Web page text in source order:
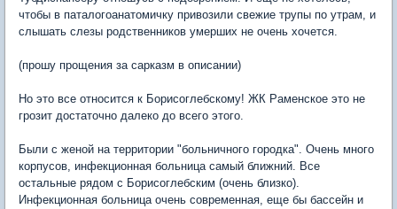
чтобы в паталогоанатомичку привозили свежие трупы по утрам, и
слышать слезы родственников умерших не очень хочется.
(прошу прощения за сарказм в описании)
Но это все относится к Борисоглебскому! ЖК Раменское это не
грозит достаточно далеко до всего этого.
Были с женой на территории "больничного городка". Очень много
корпусов, инфекционная больница самый ближний. Все
остальные рядом с Борисоглебским (очень близко).
Инфекционная больница очень современная, еще бы бассейн и